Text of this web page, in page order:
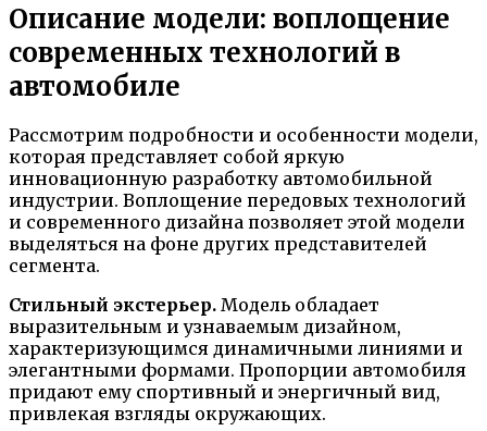
Описание модели: воплощение
современных технологий в
автомобиле
Рассмотрим подробности и особенности модели,
которая представляет собой яркую
инновационную разработку автомобильной
индустрии. Воплощение передовых технологий
и современного дизайна позволяет этой модели
выделяться на фоне других представителей
сегмента.
Стильный экстерьер. Модель обладает
выразительным и узнаваемым дизайном,
характеризующимся динамичными линиями и
элегантными формами. Пропорции автомобиля
придают ему спортивный и энергичный вид,
привлекая взгляды окружающих.